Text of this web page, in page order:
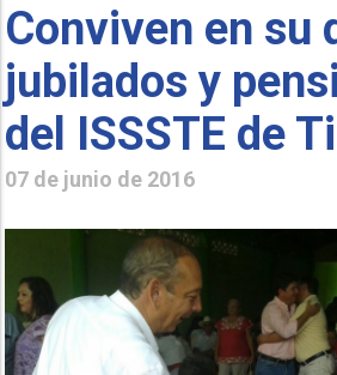
Conviven en su
jubilados y
del ISSSTE de
07 de junio de 2016